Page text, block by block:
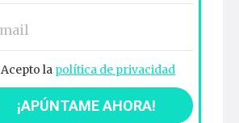
Acepto la política de privacidad